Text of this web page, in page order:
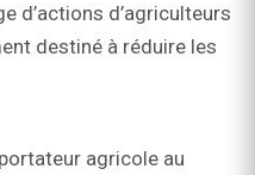
d’actions d’agriculteurs
destiné à réduire les
agricole au